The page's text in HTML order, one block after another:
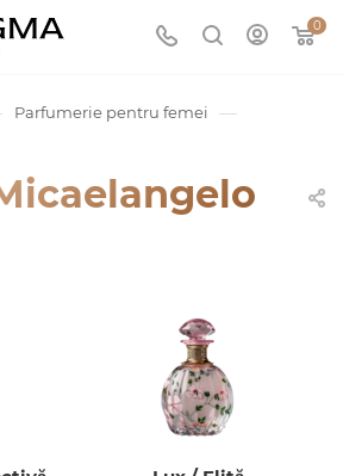
0
Parfumerie pentru femei —